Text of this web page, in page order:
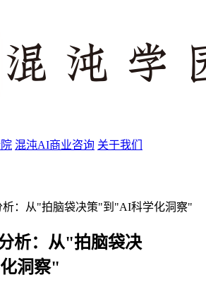
混沌AI商业咨询 关于我们
析：从"拍脑袋决策"到"AI科学化洞察"
析：从"拍脑袋决
洞察"